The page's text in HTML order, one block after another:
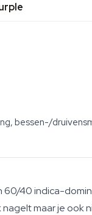
bessen-/
60/40 indica-
nagelt maar je ook